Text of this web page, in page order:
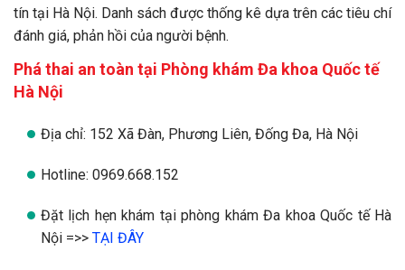
tín tại Hà Nội. Danh sách được thống kê dựa trên các tiêu chí
đánh giá, phản hồi của người bệnh.
Phá thai an toàn tại Phòng khám Đa khoa Quốc tế
Hà Nội
Địa chỉ: 152 Xã Đàn, Phương Liên, Đống Đa, Hà Nội
Hotline: 0969.668.152
Đặt lịch hẹn khám tại phòng khám Đa khoa Quốc tế Hà
Nội =>> TẠI ĐÂY